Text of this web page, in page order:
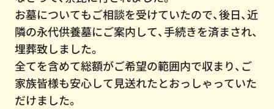
お墓についてもご相談を受けていたので、後日、近
隣の永代供養墓にご案内して、手続きを済まされ、
埋葬致しました。
全てを含めて総額がご希望の範囲内で収まり、ご
家族皆様も安心して見送れたとおっしゃっていた
だけました。